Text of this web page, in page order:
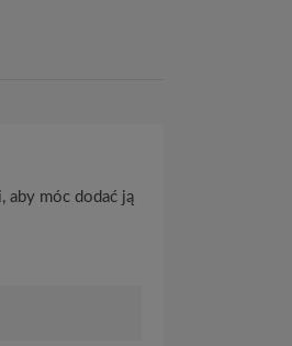
aby móc dodać ją